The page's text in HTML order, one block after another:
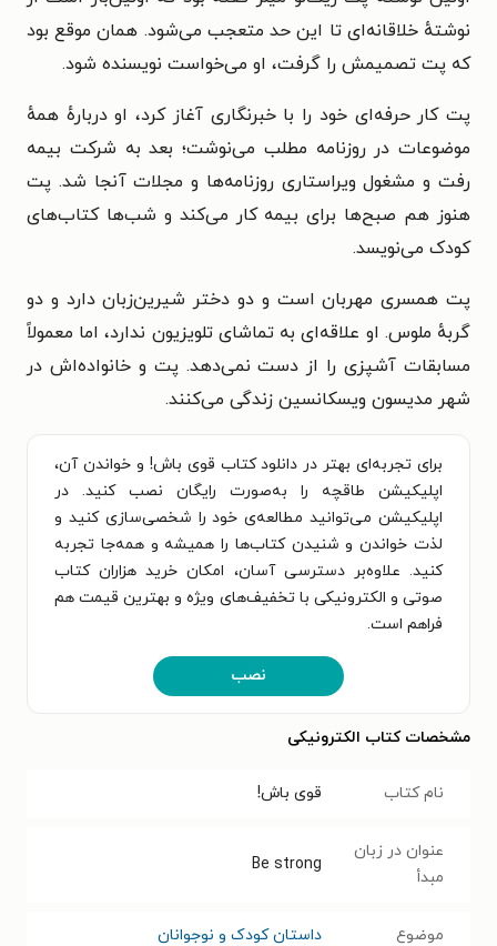
نوشتهٔ خلاقانه‌ای تا این حد متعجب می‌شود. همان موقع بود
که پت تصمیمش را گرفت، او می‌خواست نویسنده شود.
پت کار حرفه‌ای خود را با خبرنگاری آغاز کرد، او درباره‌ٔ همه‌ٔ
موضوعات در روزنامه مطلب می‌نوشت؛ بعد به شرکت بیمه
رفت و مشغول ویراستاری روزنامه‌ها و مجلات آنجا شد. پت
هنوز هم صبح‌ها برای بیمه کار می‌کند و شب‌ها کتاب‌های
کودک می‌نویسد.
پت همسری مهربان است و دو دختر شیرین‌زبان دارد و دو
گربه‌ٔ ملوس. او علاقه‌ای به تماشای تلویزیون ندارد، اما معمولاً
مسابقات آشپزی را از دست نمی‌دهد. پت و خانواده‌اش در
شهر مدیسون ویسکانسین زندگی می‌کنند.
برای تجربه‌ای بهتر در دانلود کتاب قوی باش! و خواندن آن،
اپلیکیشن طاقچه را به‌صورت رایگان نصب کنید. در
اپلیکیشن می‌توانید مطالعه‌ی خود را شخصی‌سازی کنید و
لذت خواندن و شنیدن کتاب‌ها را همیشه و همه‌جا تجربه
کنید. علاوه‌بر دسترسی آسان، امکان خرید هزاران کتاب
صوتی و الکترونیکی با تخفیف‌های ویژه و بهترین قیمت هم
فراهم است.
نصب
مشخصات کتاب الکترونیکی
نام کتاب قوی باش!
عنوان در زبان
مبدأ
Be strong
موضوع داستان کودک و نوجوانان